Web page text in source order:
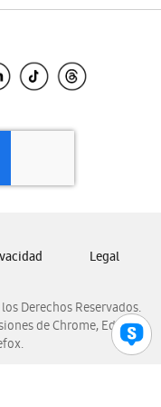
Derechos Reservados.
de Chrome, Edge,
Legal